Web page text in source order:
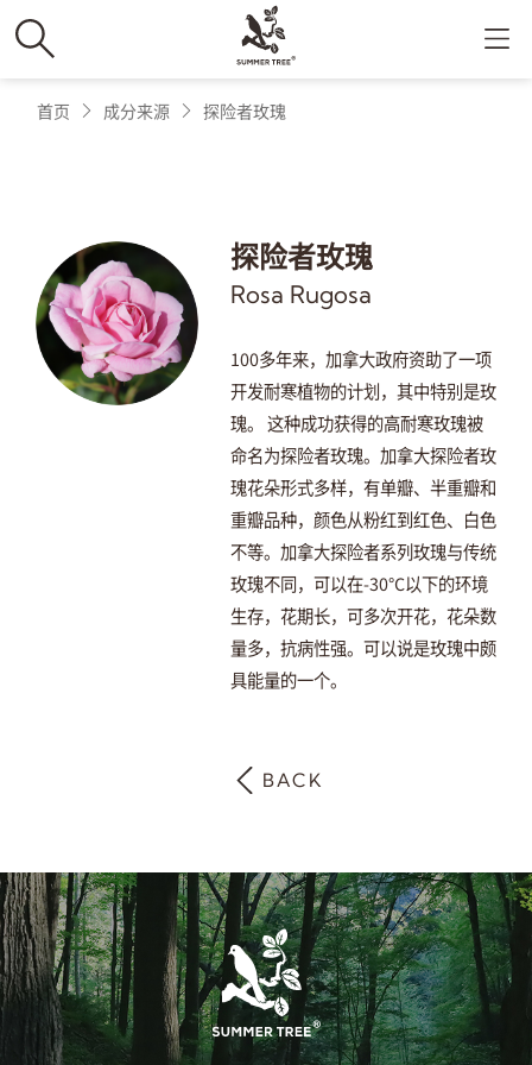
首页 成分来源 探险者玫瑰
探险者玫瑰
Rosa Rugosa
100多年来，加拿大政府资助了一项
开发耐寒植物的计划，其中特别是玫
瑰。 这种成功获得的高耐寒玫瑰被
命名为探险者玫瑰。加拿大探险者玫
瑰花朵形式多样，有单瓣、半重瓣和
重瓣品种，颜色从粉红到红色、白色
不等。加拿大探险者系列玫瑰与传统
玫瑰不同，可以在-30°C以下的环境
生存，花期长，可多次开花，花朵数
量多，抗病性强。可以说是玫瑰中颇
具能量的一个。
BACK